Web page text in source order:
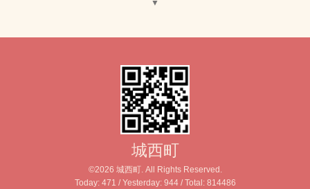
▼
城西町
©2026 城西町. All Rights Reserved.
Today: 471 / Yesterday: 944/ Total: 814486